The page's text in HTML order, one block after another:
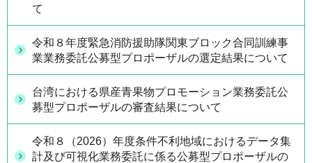
て
令和８年度緊急消防援助隊関東ブロック合同訓練事
業業務委託公募型プロポーザルの選定結果について
台湾における県産青果物プロモーション業務委託公
募型プロポーザルの審査結果について
令和８（2026）年度条件不利地域におけるデータ集
計及び可視化業務委託に係る公募型プロポーザルの